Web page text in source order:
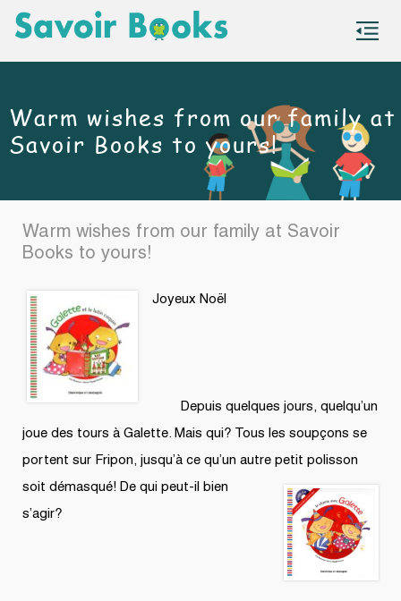
Warm wishes from our family at
Savoir Books to yours!
Warm wishes from our family at Savoir
Books to yours!
Joyeux Noël
Depuis quelques jours, quelqu’un
joue des tours à Galette. Mais qui? Tous les soupçons se
portent sur Fripon, jusqu’à ce qu’un autre petit polisson
soit démasqué! De qui peut-il bien
s’agir?